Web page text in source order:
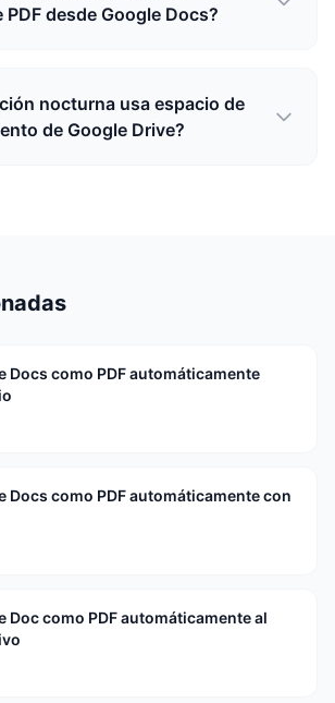
desde Google Docs?
nocturna usa espacio de
de Google Drive?
Docs como PDF automáticamente
Docs como PDF automáticamente con
Doc como PDF automáticamente al